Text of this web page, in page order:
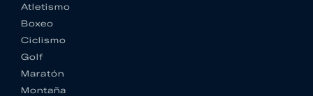
Atletismo
Boxeo
Ciclismo
Golf
Maratón
Montaña